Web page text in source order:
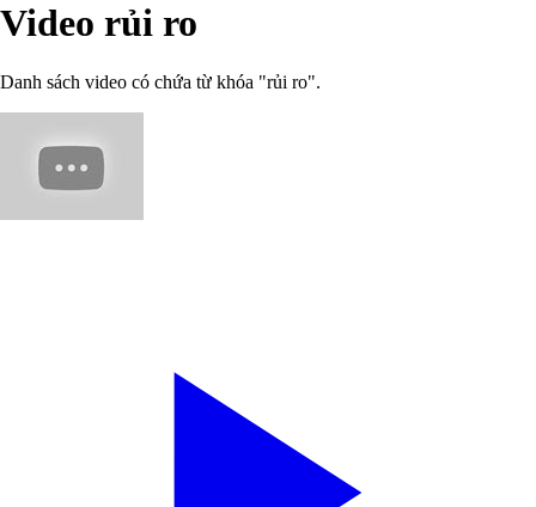
Video rủi ro
Danh sách video có chứa từ khóa "rủi ro".